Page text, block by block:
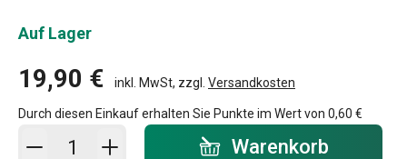
Auf Lager
19,90 € inkl. MwSt, zzgl. Versandkosten
Durch diesen Einkauf erhalten Sie Punkte im Wert von 0,60 €
In den Warenkorb - Menge Warenkorb